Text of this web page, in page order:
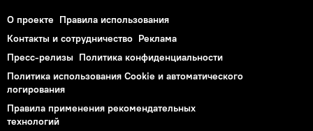
О проекте Правила использования
Контакты и сотрудничество Реклама
Пресс-релизы Политика конфиденциальности
Политика использования Cookie и автоматического
логирования
Правила применения рекомендательных
технологий